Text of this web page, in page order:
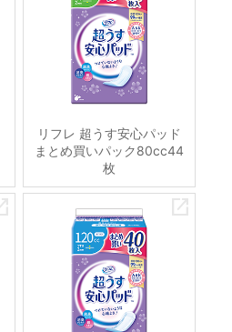
リフレ 超うす安心パッド
まとめ買いパック80cc44
枚